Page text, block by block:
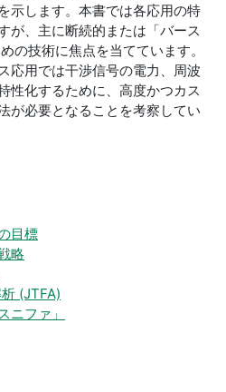
示します。本書では各応用の特
が、主に断続的または「バース
の技術に焦点を当てています。
応用では干渉信号の電力、周波
性化するために、高度かつカス
が必要となることを考察してい
目標
略
(JTFA)
ニファ」